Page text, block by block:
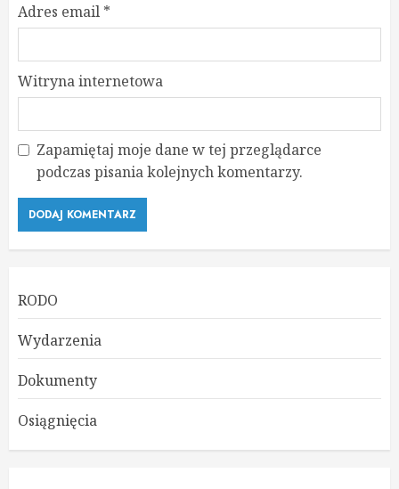
Adres email *
Witryna internetowa
Zapamiętaj moje dane w tej przeglądarce
podczas pisania kolejnych komentarzy.
RODO
Wydarzenia
Dokumenty
Osiągnięcia